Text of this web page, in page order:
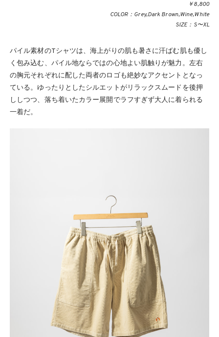
￥8,800
COLOR：Grey,Dark Brown,Wine,White
SIZE：S〜XL
パイル素材のTシャツは、海上がりの肌も暑さに汗ばむ肌も優し
く包み込む、パイル地ならではの心地よい肌触りが魅力。左右
の胸元それぞれに配した両者のロゴも絶妙なアクセントとなっ
ている。ゆったりとしたシルエットがリラックスムードを後押
ししつつ、落ち着いたカラー展開でラフすぎず大人に着られる
一着だ。